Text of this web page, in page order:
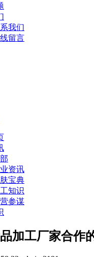
我们
留言
资讯
宝典
知识
参谋
加工厂家合作